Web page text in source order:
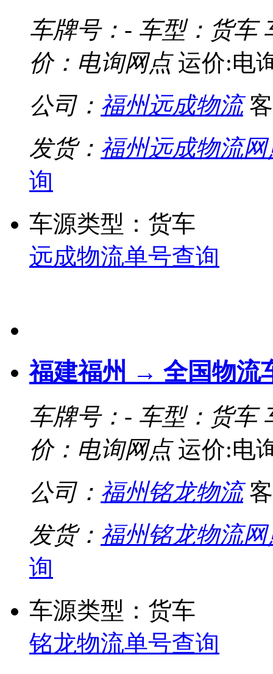
车牌号：- 车型：货车
价：电询网点运价:电
公司： 福州远成物流客
发货： 福州远成物流
询
车源类型：货车
远成物流单号查询
福建福州 → 全国物流
车牌号：- 车型：货车
价：电询网点运价:电
公司： 福州铭龙物流客
发货： 福州铭龙物流
询
车源类型：货车
铭龙物流单号查询